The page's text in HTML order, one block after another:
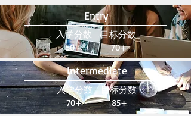
Entry
入学分数 目标分数
50+ 70+
Intermediate
入学分数 目标分数
70+ 85+